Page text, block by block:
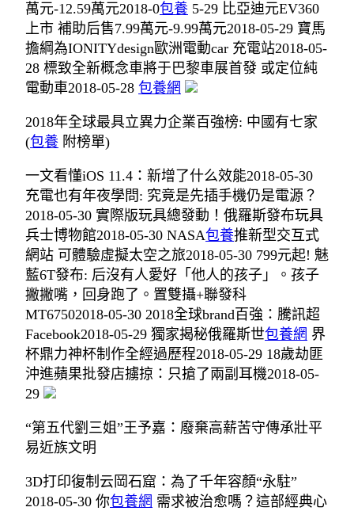
萬元-12.59萬元2018-0包養 5-29 比亞迪元EV360
上市 補助后售7.99萬元-9.99萬元2018-05-29 寶馬
擔綱為IONITYdesign歐洲電動car 充電站2018-05-
28 標致全新概念車將于巴黎車展首發 或定位純
電動車2018-05-28 包養網
2018年全球最具立異力企業百強榜: 中國有七家
(包養 附榜單)
一文看懂iOS 11.4：新增了什么效能2018-05-30
充電也有年夜學問: 究竟是先插手機仍是電源？
2018-05-30 實際版玩具總發動！俄羅斯發布玩具
兵士博物館2018-05-30 NASA包養推新型交互式
網站 可體驗虛擬太空之旅2018-05-30 799元起! 魅
藍6T發布: 后沒有人愛好「他人的孩子」。孩子
撇撇嘴，回身跑了。置雙攝+聯發科
MT67502018-05-30 2018全球brand百強：騰訊超
Facebook2018-05-29 獨家揭秘俄羅斯世包養網 界
杯鼎力神杯制作全經過歷程2018-05-29 18歲劫匪
沖進蘋果批發店擄掠：只搶了兩副耳機2018-05-
29
“第五代劉三姐”王予嘉：廢棄高薪苦守傳承壯平
易近族文明
3D打印復制云岡石窟：為了千年容顏“永駐”
2018-05-30 你包養網 需求被治愈嗎？這部經典心